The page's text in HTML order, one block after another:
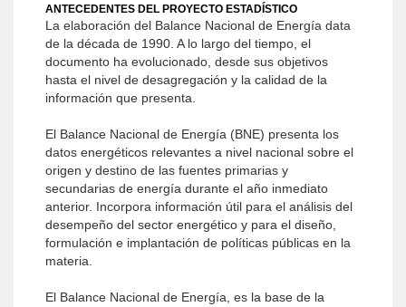
ANTECEDENTES DEL PROYECTO ESTADÍSTICO
La elaboración del Balance Nacional de Energía data
de la década de 1990. A lo largo del tiempo, el
documento ha evolucionado, desde sus objetivos
hasta el nivel de desagregación y la calidad de la
información que presenta.
El Balance Nacional de Energía (BNE) presenta los
datos energéticos relevantes a nivel nacional sobre el
origen y destino de las fuentes primarias y
secundarias de energía durante el año inmediato
anterior. Incorpora información útil para el análisis del
desempeño del sector energético y para el diseño,
formulación e implantación de políticas públicas en la
materia.
El Balance Nacional de Energía, es la base de la